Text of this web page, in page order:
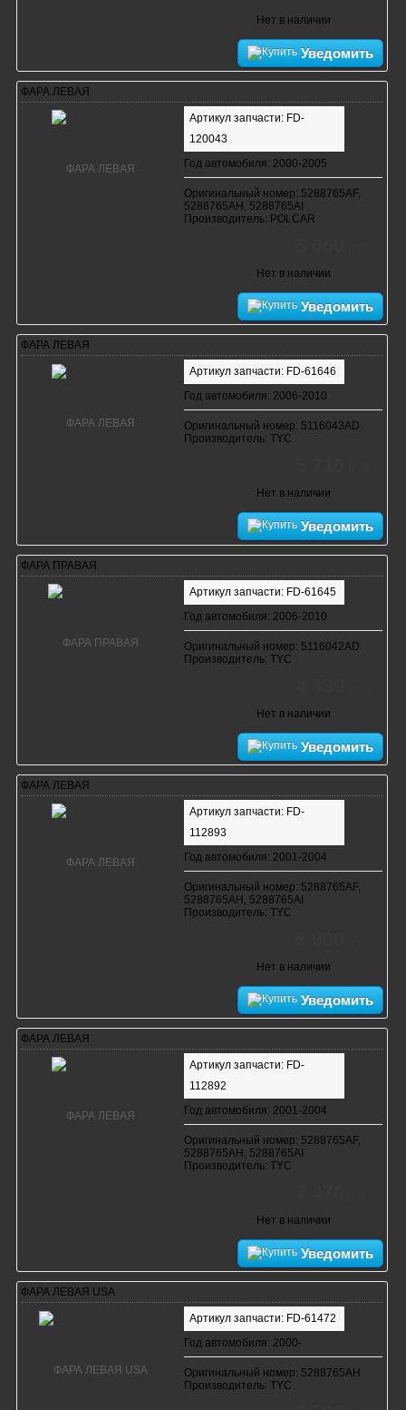
Нет в наличии
Уведомить
ФАРА ЛЕВАЯ
Артикул запчасти: FD-
120043
Год автомобиля: 2000-2005
Оригинальный номер: 5288765AF,
5288765AH, 5288765AI
Производитель: POLCAR
Нет в наличии
Уведомить
ФАРА ЛЕВАЯ
Артикул запчасти: FD-61646
Год автомобиля: 2006-2010
Оригинальный номер: 5116043AD
Производитель: TYC
Нет в наличии
Уведомить
ФАРА ПРАВАЯ
Артикул запчасти: FD-61645
Год автомобиля: 2006-2010
Оригинальный номер: 5116042AD
Производитель: TYC
Нет в наличии
Уведомить
ФАРА ЛЕВАЯ
Артикул запчасти: FD-
112893
Год автомобиля: 2001-2004
Оригинальный номер: 5288765AF,
5288765AH, 5288765AI
Производитель: TYC
Нет в наличии
Уведомить
ФАРА ЛЕВАЯ
Артикул запчасти: FD-
112892
Год автомобиля: 2001-2004
Оригинальный номер: 5288765AF,
5288765AH, 5288765AI
Производитель: TYC
Нет в наличии
Уведомить
ФАРА ЛЕВАЯ USA
Артикул запчасти: FD-61472
Год автомобиля: 2000-
Оригинальный номер: 5288765AH
Производитель: TYC